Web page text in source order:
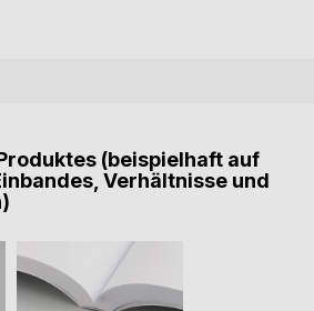
(beispielhaft auf
Verhältnisse und